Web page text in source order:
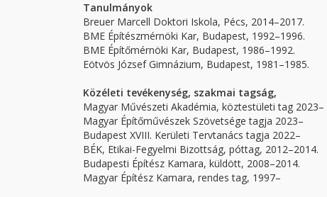
Tanulmányok
Breuer Marcell Doktori Iskola, Pécs, 2014–2017.
BME Építészmérnöki Kar, Budapest, 1992–1996.
BME Építőmérnöki Kar, Budapest, 1986–1992.
Eötvös József Gimnázium, Budapest, 1981–1985.
Közéleti tevékenység, szakmai tagság,
Magyar Művészeti Akadémia, köztestületi tag 2023–
Magyar Építőművészek Szövetsége tagja 2023–
Budapest XVIII. Kerületi Tervtanács tagja 2022–
BÉK, Etikai-Fegyelmi Bizottság, póttag, 2012–2014.
Budapesti Építész Kamara, küldött, 2008–2014.
Magyar Építész Kamara, rendes tag, 1997–